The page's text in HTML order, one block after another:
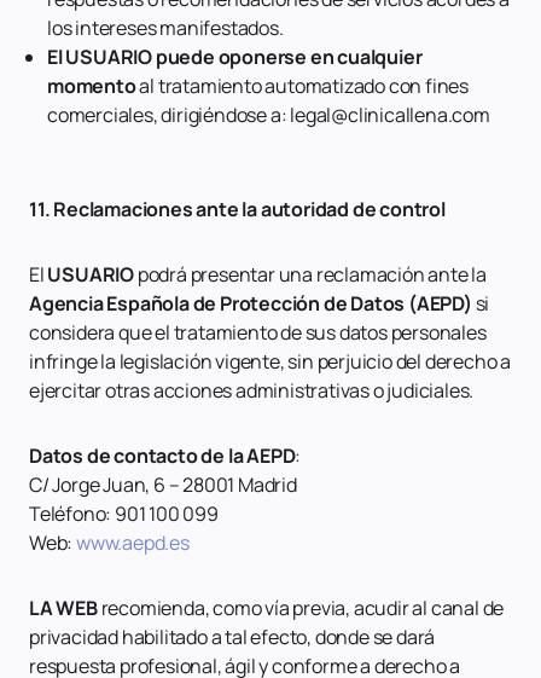
los intereses manifestados.
El USUARIO puede oponerse en cualquier
momentoal tratamiento automatizado con fines
comerciales, dirigiéndose a: legal@clinicallena.com
11. Reclamaciones ante la autoridad de control
ElUSUARIOpodrá presentar una reclamación ante la
Agencia Española de Protección de Datos (AEPD) si
considera que el tratamiento de sus datos personales
infringe la legislación vigente, sin perjuicio del derecho a
ejercitar otras acciones administrativas o judiciales.
Datos de contacto de la AEPD:
C/ Jorge Juan, 6 – 28001 Madrid
Teléfono: 901 100 099
Web:www.aepd.es
LA WEBrecomienda, como vía previa, acudir al canal de
privacidad habilitado a tal efecto, donde se dará
respuesta profesional, ágil y conforme a derecho a